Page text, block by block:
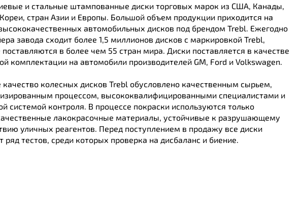
и стальные штампованные диски торговых марок из США, Канады,
стран Азии и Европы. Большой объем продукции приходится на
автомобильных дисков под брендом Trebl. Ежегодно
завода сходит более 1,5 миллионов дисков с маркировкой Trebl,
в более чем 55 стран мира. Диски поставляется в качестве
комплектации на автомобили производителей GM, Ford и Volkswagen.
качество колесных дисков Trebl обусловлено качественным сырьем,
процессом, высококвалифицированными специалистами и
системой контроля. В процессе покраски используются только
лакокрасочные материалы, устойчивые к разрушающему
уличных реагентов. Перед поступлением в продажу все диски
ряд тестов, среди которых проверка на дисбаланс и биение.